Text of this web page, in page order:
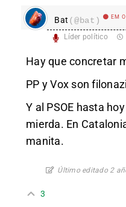
Bat (@bat) EM
Líder político
Hay que concretar
PP y Vox son
Y al PSOE hasta
mierda. En
manita.
Último editado 2
3